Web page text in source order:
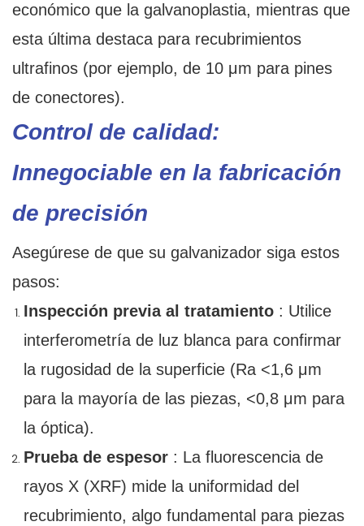
económico que la galvanoplastia, mientras que
esta última destaca para recubrimientos
ultrafinos (por ejemplo, de 10 μm para pines
de conectores).
Control de calidad:
Innegociable en la fabricación
de precisión
Asegúrese de que su galvanizador siga estos
pasos:
Inspección previa al tratamiento : Utilice
interferometría de luz blanca para confirmar
la rugosidad de la superficie (Ra <1,6 μm
para la mayoría de las piezas, <0,8 μm para
la óptica).
Prueba de espesor : La fluorescencia de
rayos X (XRF) mide la uniformidad del
recubrimiento, algo fundamental para piezas